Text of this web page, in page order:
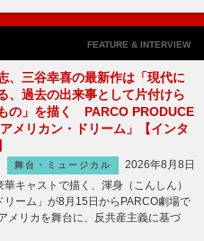
FEATURE & INTERVIEW
、三谷幸喜の最新作は「現代に
、過去の出来事として片付けら
の」を描く PARCO PRODUCE
メリカン・ドリーム」【インタ
舞台・ミュージカル
2026年8月8日
キャストで描く、渾身（こんしん）
ーム」が8月15日からPARCO劇場で
メリカを舞台に、反共産主義に基づ